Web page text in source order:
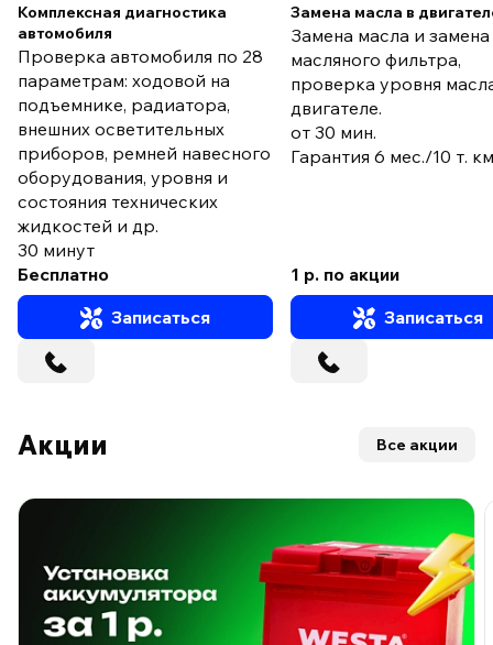
Комплексная диагностика
автомобиля
Проверка автомобиля по 28
параметрам: ходовой на
подъемнике, радиатора,
внешних осветительных
приборов, ремней навесного
оборудования, уровня и
состояния технических
жидкостей и др.
30 минут
Бесплатно
Записаться
Замена масла в
Замена масла и замена
масляного фильтра,
проверка уровня
двигателе.
от 30 мин.
Гарантия 6 мес./10 т.
1 р. по акции
Записаться
Акции Все акции